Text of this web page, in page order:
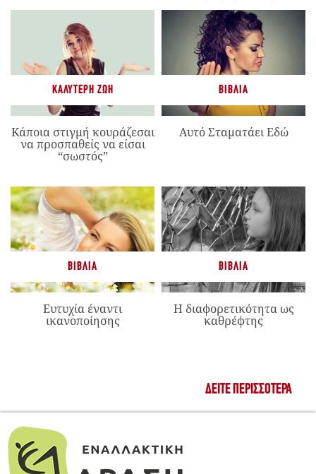
ΚΑΛΎΤΕΡΗ ΖΩΉ
Κάποια στιγμή κουράζεσαι
να προσπαθείς να είσαι
“σωστός”
ΒΙΒΛΊΑ
Αυτό Σταματάει Εδώ
ΒΙΒΛΊΑ
Ευτυχία έναντι
ικανοποίησης
ΒΙΒΛΊΑ
Η διαφορετικότητα ως
καθρέφτης
ΔΕΊΤΕ ΠΕΡΙΣΣΌΤΕΡΑ